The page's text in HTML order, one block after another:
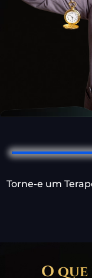
Torne-e um
O que